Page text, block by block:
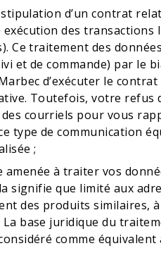
stipulation d’un contrat
exécution des
Ce traitement des
et de commande) par le
d’exécuter le
Toutefois, votre refus
courriels pour vous
type de communication
;
à traiter vos
signifie que limité aux
des produits similaires,
base juridique du
comme